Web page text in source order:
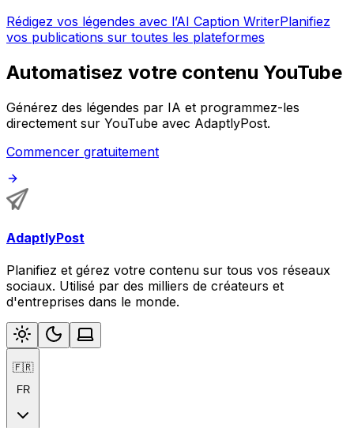
Rédigez vos légendes avec l’AI Caption WriterPlanifiez
vos publications sur toutes les plateformes
Automatisez votre contenu YouTube
Générez des légendes par IA et programmez-les
directement sur YouTube avec AdaptlyPost.
Commencer gratuitement
AdaptlyPost
Planifiez et gérez votre contenu sur tous vos réseaux
sociaux. Utilisé par des milliers de créateurs et
d'entreprises dans le monde.
🇫🇷
FR